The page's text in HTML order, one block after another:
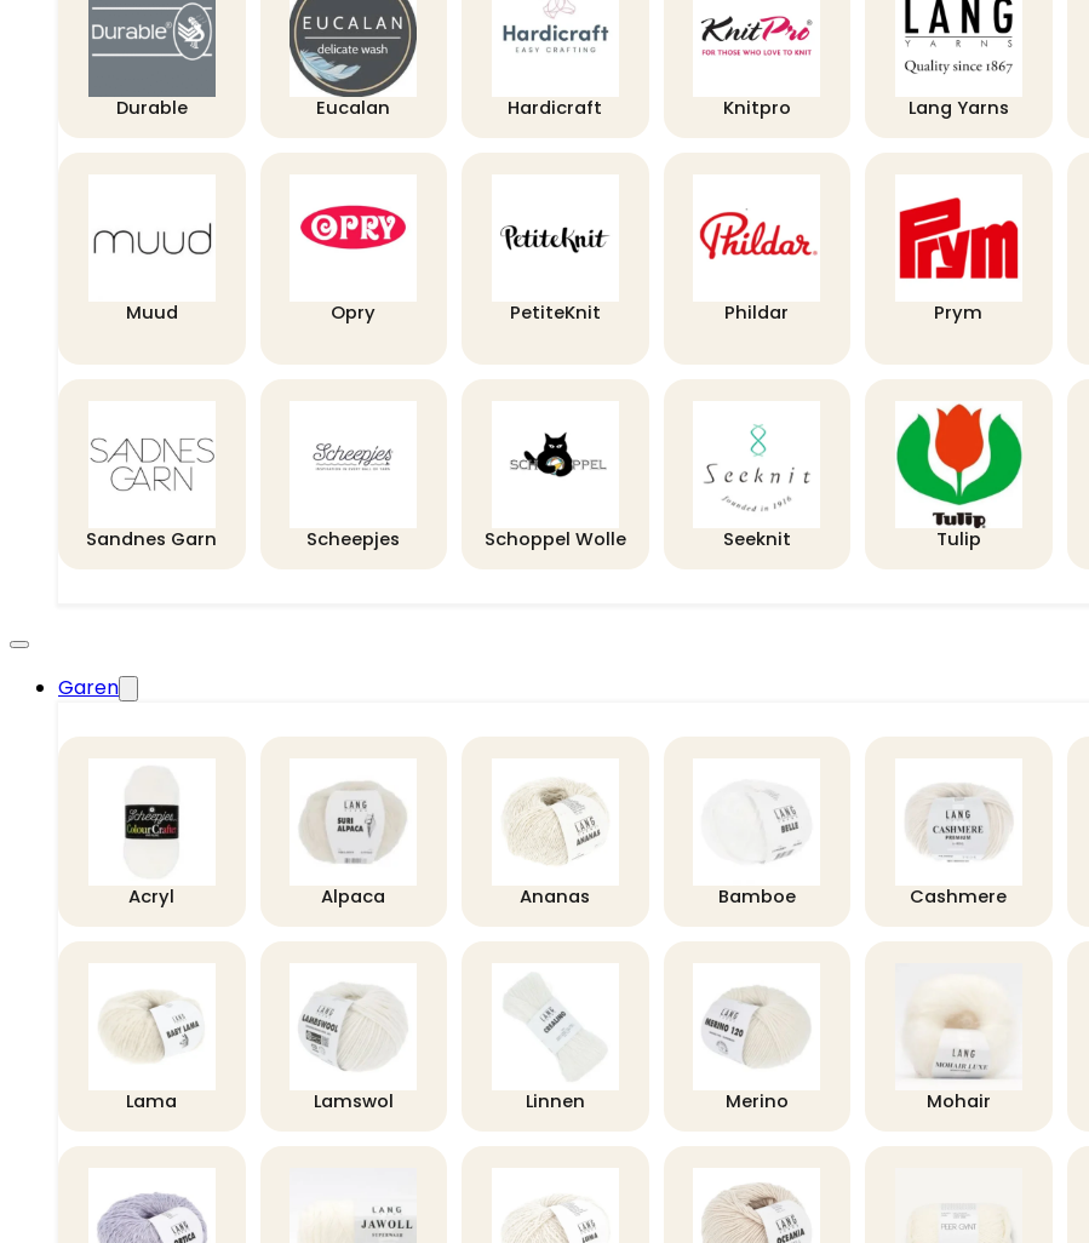
Durable Eucalan Hardicraft Knitpro Lang Yarns
Muud Opry PetiteKnit Phildar Prym
Sandnes Garn Scheepjes Schoppel Wolle Seeknit Tulip
Garen
Acryl Alpaca Ananas Bamboe Cashmere
Lama Lamswol Linnen Merino Mohair